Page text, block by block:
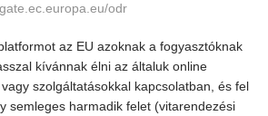
odr
az EU azoknak a fogyasztóknak
kívánnak élni az általuk online
szolgáltatásokkal kapcsolatban, és fel
semleges harmadik felet (vitarendezési